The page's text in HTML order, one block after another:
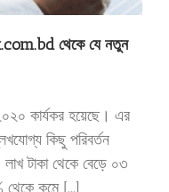
থেকে যে নতুন
কার্যকর হয়েছে। এর
কিছু পরিবর্তন
টাকা থেকে বেড়ে ০৩
থেকে কমে [...]